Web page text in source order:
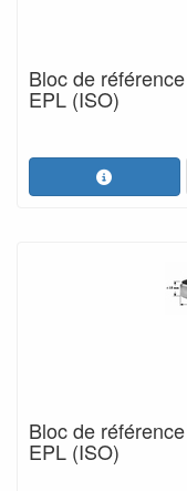
Bloc de
EPL (ISO)
Bloc de
EPL (ISO)